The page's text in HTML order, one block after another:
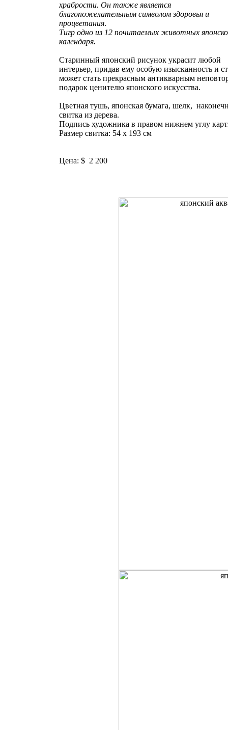
храбрости. Он также является
благопожелательным символом здоровья и
процветания.
Тигр одно из 12 почитаемых животных
календаря.
Старинный японский рисунок украсит любой
интерьер, придав ему особую изысканность и
может стать прекрасным антикварным
подарок ценителю японского искусства.
Цветная тушь, японская бумага, шелк,
свитка из дерева.
Подпись художника в правом нижнем углу
Размер свитка: 54 х 193 см
Цена: $ 2 200